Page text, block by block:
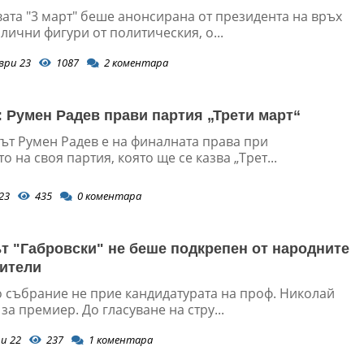
"3 март" беше анонсирана от президента на връх
фигури от политическия, о...
23 1087 2коментара
Радев прави партия „Трети март“
Румен Радев е на финалната права при
на своя партия, която ще се казва „Трет...
435 0коментара
"Габровски" не беше подкрепен от народните
не прие кандидатурата на проф. Николай
премиер. До гласуване на стру...
22 237 1 коментара